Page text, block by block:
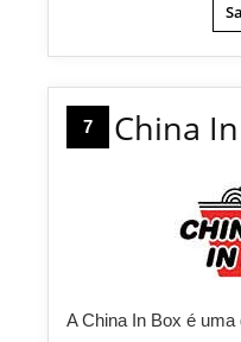
7 China
A China In Box é